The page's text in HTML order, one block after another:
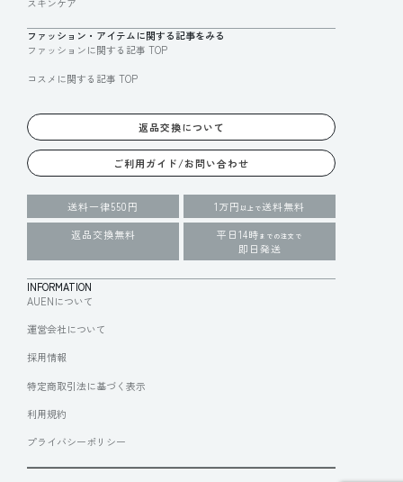
ファッション・アイテムに関する記事をみる
ファッションに関する記事 TOP
コスメに関する記事 TOP
返品交換について
ご利用ガイド/お問い合わせ
送料一律550円 1万円 以上で送料無料
返品交換無料
平日14時 までの注文で
即日発送
INFORMATION
AUENについて
運営会社について
採用情報
特定商取引法に基づく表示
利用規約
プライバシーポリシー